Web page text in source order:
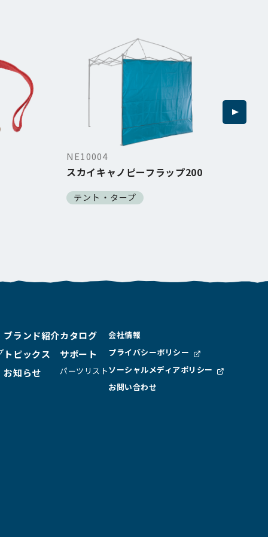
NE10004
スカイキャノピーフラップ200
テント・タープ
ブランド紹介
トピックス
お知らせ
カタログ
サポート
パーツリスト
会社情報
プライバシーポリシー
ソーシャルメディアポリシー
お問い合わせ